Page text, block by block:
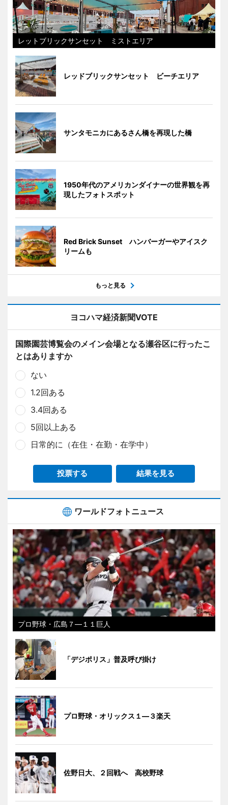
レットブリックサンセット ミストエリア
レッドブリックサンセット ビーチエリア
サンタモニカにあるさん橋を再現した橋
1950年代のアメリカンダイナーの世界観を再
現したフォトスポット
Red Brick Sunset ハンバーガーやアイスク
リームも
もっと見る
ヨコハマ経済新聞VOTE
国際園芸博覧会のメイン会場となる瀬谷区に行ったこ
とはありますか
ない
1.2回ある
3.4回ある
5回以上ある
日常的に（在住・在勤・在学中）
投票する 結果を見る
ワールドフォトニュース
プロ野球・広島７―１１巨人
「デジポリス」普及呼び掛け
プロ野球・オリックス１―３楽天
佐野日大、２回戦へ 高校野球